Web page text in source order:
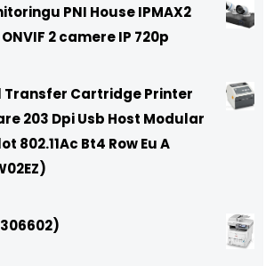
PNI House IPMAX2
ONVIF 2 camere IP 720p
Transfer Cartridge Printer
203 Dpi Usb Host Modular
802.11Ac Bt4 Row Eu A